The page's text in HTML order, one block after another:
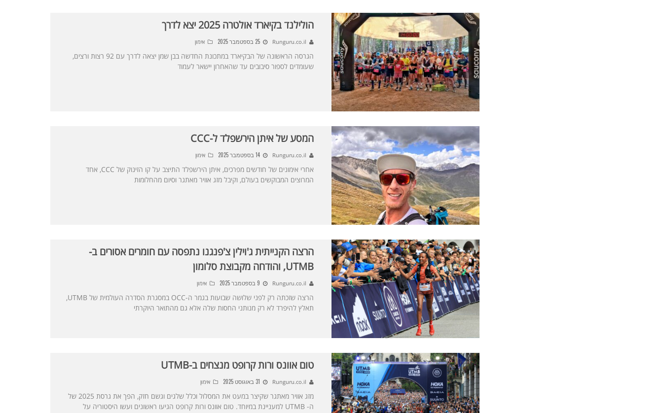
הולילנד בקיארד אולטרה 2025 יצא לדרך
Runguru.co.il 25 בספטמבר 2025 אימון
הגרסה הראשונה של הבקיארד במתכונת החדשה בבן שמן יצאה לדרך עם 92 רצות ורצים,
שעומדים לספור סיבובים עד שהאחרון יישאר לעמוד
המסע של איתן הירשפלד ל-CCC
Runguru.co.il 14 בספטמבר 2025 אימון
אחרי אימונים של חודשים מפרכים, איתן הירשפלד התיצב על קו הזינוק של CCC, אחד
המרוצים המבוקשים בעולם, וקיבל מזג אוויר מאתגר וסיום מהחלומות
הרצה הקנייתית ג'וילין צ'פנגנו נתפסה עם חומרים אסורים ב-
UTMB, והודחה מקבוצת סלומון
Runguru.co.il 9 בספטמבר 2025 אימון
הרצה שזכתה רק לפני שלושה שבועות בגמר ה-OCC במסגרת הסדרה העולמית של UTMB,
תאלץ להיפרד לא רק מנותני החסות שלה אלא גם מהתואר היוקרתי
טום אוונס ורות קרופט מנצחים ב-UTMB
Runguru.co.il 31 באוגוסט 2025 אימון
מזג אוויר מאתגר שקיצר במעט את המסלול וכלל שלגים וגשם חזק, הפך את גרסת 2025 של
ה- UTMB למעניינת במיוחד. טום אוונס ורות קרופט הגיעו ראשונים ועשו היסטוריה על